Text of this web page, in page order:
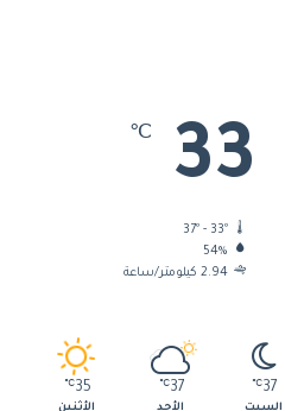
33
℃
37º - 33º
54%
2.94 كيلومتر/ساعة
37
℃
37
℃
35
℃